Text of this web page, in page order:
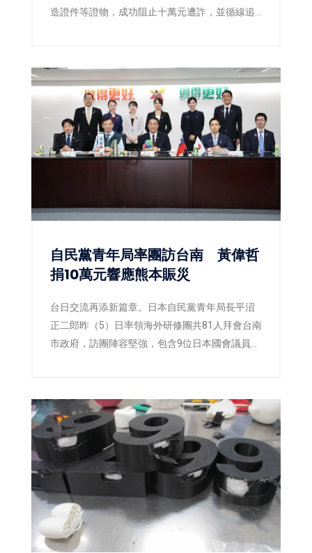
造證件等證物，成功阻止十萬元遭詐，並循線追
自民黨青年局率團訪台南 黃偉哲
捐10萬元響應熊本賑災
台日交流再添新篇章。日本自民黨青年局長平沼
正二郎昨（5）日率領海外研修團共81人拜會台南
市政府，訪團陣容堅強，包含9位日本國會議員，
恩恩熱情接待，雙方除就城市交流、青年互動及
未來合作交換意見外，也共同關注日前熊本強震
災情。黃偉哲更宣布以個人名義捐出新台幣10萬
元，響應台南市政府「0728日本熊本賑災專
案」，盼凝聚更多社會力量，協助災區儘速重
建。